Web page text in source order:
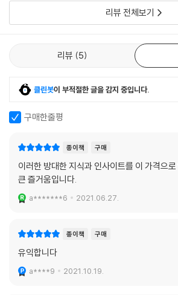
제11장 친일개화파의 독립사상
1. 김옥균의 제2차 일본 방문 689
2. 후쿠자와 유키치와 조선의 개화파 697
3. 김옥균의 독립사상 707
제12장 「갑신정변」과 친일개화파의 몰락
1. 「갑신정변」 전야 722
3. 청군의 개입 741
5. 김옥균과 「친일개화파」의 말로 753
결론 757
참고문헌 819
리뷰 전체보기
리뷰 5
클린봇이 부적절한 글을 감지 중입니다.
구매한줄평
종이책 구매
이러한 방대한 지식과 인사이트를 이 가격으
큰 즐거움입니다.
a*******6 2021.06.27.
종이책 구매
유익합니다
a****9 2021.10.19.